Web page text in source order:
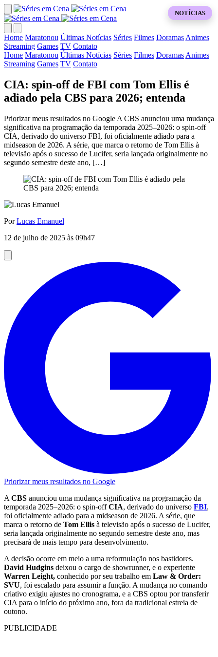
Home Maratonou Últimas Notícias Séries Filmes Doramas Animes
Streaming Games TV Contato
Home Maratonou Últimas Notícias Séries Filmes Doramas Animes
Streaming Games TV Contato
CIA: spin-off de FBI com Tom Ellis é
adiado pela CBS para 2026; entenda
Priorizar meus resultados no Google A CBS anunciou uma mudança
significativa na programação da temporada 2025–2026: o spin-off
CIA, derivado do universo FBI, foi oficialmente adiado para a
midseason de 2026. A série, que marca o retorno de Tom Ellis à
televisão após o sucesso de Lucifer, seria lançada originalmente no
segundo semestre deste ano, […]
NOTÍCIAS
PorLucas Emanuel
12 de julho de 2025 às 09h47
Priorizar meus resultados no Google
A CBS anunciou uma mudança significativa na programação da
temporada 2025–2026: o spin-offCIA, derivado do universo FBI,
foi oficialmente adiado para a midseason de 2026. A série, que
marca o retorno de Tom Ellis à televisão após o sucesso de Lucifer,
seria lançada originalmente no segundo semestre deste ano, mas
precisará de mais tempo para desenvolvimento.
A decisão ocorre em meio a uma reformulação nos bastidores.
David Hudgins deixou o cargo de showrunner, e o experiente
Warren Leight, conhecido por seu trabalho em Law & Order:
SVU, foi escalado para assumir a função. A mudança no comando
criativo exigiu ajustes no cronograma, e a CBS optou por transferir
CIA para o início do próximo ano, fora da tradicional estreia de
outono.
PUBLICIDADE